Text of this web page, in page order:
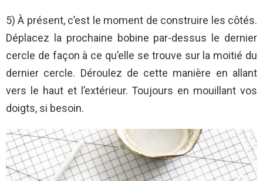
5) À présent, c’est le moment de construire les côtés.
Déplacez la prochaine bobine par-dessus le dernier
cercle de façon à ce qu’elle se trouve sur la moitié du
dernier cercle. Déroulez de cette manière en allant
vers le haut et l’extérieur. Toujours en mouillant vos
doigts, si besoin.